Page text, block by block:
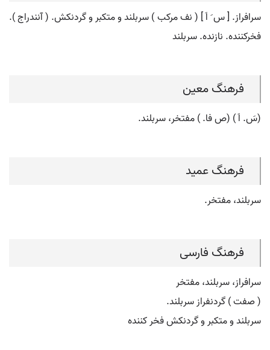
سرافراز. [ س َ اَ ] ( نف مرکب ) سربلند و متکبر و گردنکش. ( آنندراج ).
فخرکننده. نازنده. سربلند
فرهنگ معین
(سَ. اَ ) (ص فا. ) مفتخر، سربلند.
فرهنگ عمید
سربلند، مفتخر.
فرهنگ فارسی
سرافراز، سربلند، مفتخر
( صفت ) گردنفراز سربلند.
سربلند و متکبر و گردنکش فخر کننده